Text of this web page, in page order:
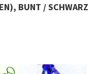
BUNT / SCHWARZ